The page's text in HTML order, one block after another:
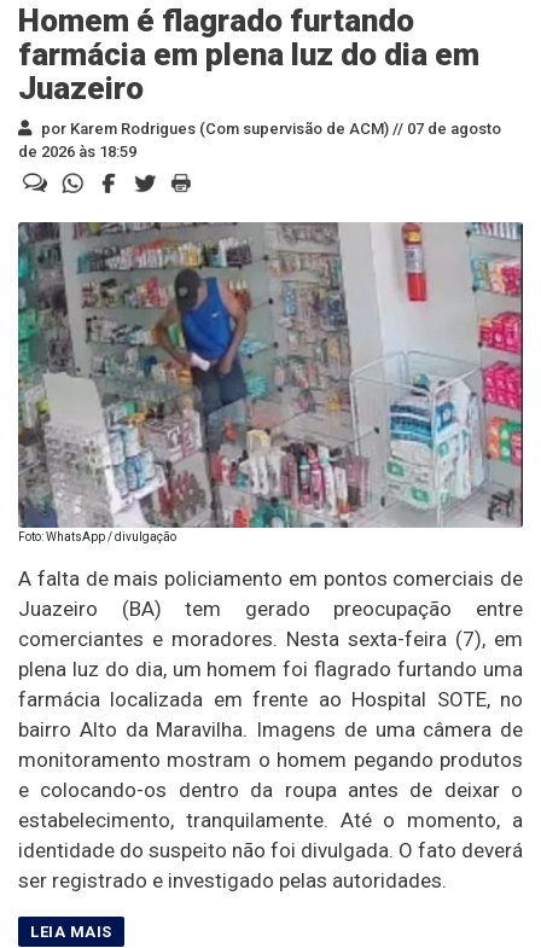
Homem é flagrado furtando
farmácia em plena luz do dia em
Juazeiro
por Karem Rodrigues (Com supervisão de ACM) // 07 de agosto
de 2026 às 18:59
Foto: WhatsApp / divulgação
A falta de mais policiamento em pontos comerciais de
Juazeiro (BA) tem gerado preocupação entre
comerciantes e moradores. Nesta sexta-feira (7), em
plena luz do dia, um homem foi flagrado furtando uma
farmácia localizada em frente ao Hospital SOTE, no
bairro Alto da Maravilha. Imagens de uma câmera de
monitoramento mostram o homem pegando produtos
e colocando-os dentro da roupa antes de deixar o
estabelecimento, tranquilamente. Até o momento, a
identidade do suspeito não foi divulgada. O fato deverá
ser registrado e investigado pelas autoridades.